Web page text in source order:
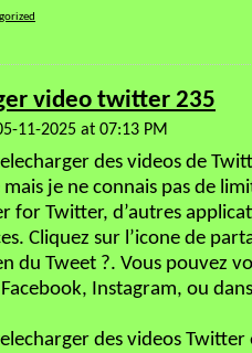
video twitter 235
11-2025 at 07:13 PM
des videos de
je ne connais pas de
for Twitter, d’autres
Cliquez sur l’icone de
du Tweet ?. Vous pouvez
Instagram, ou
des videos Twitter